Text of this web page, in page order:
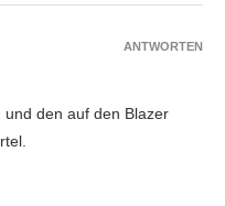
den auf den Blazer
ANTWORTEN